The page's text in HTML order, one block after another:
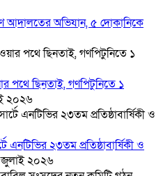
আদালতের অভিযান, ৫ দোকানিকে
পথে ছিনতাই, গণপিটুনিতে ১
২০২৬
২৩তম প্রতিষ্ঠাবার্ষিকী ও
২০২৬